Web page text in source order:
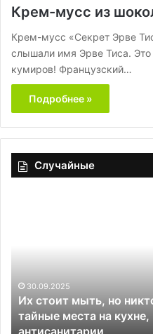
Крем-мусс из
Крем-мусс «Секрет Эрве
слышали имя Эрве Тиса.
кумиров! Французский…
Подробнее »
Случайные
не
делает:
тайные
места
30.09.2025
Их стоит мыть, но
тайные места на
антисанитарии